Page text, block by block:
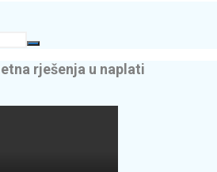
rješenja u naplati